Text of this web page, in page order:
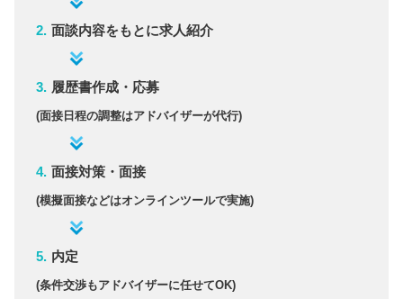
面談内容をもとに求人紹介
履歴書作成・応募
(面接日程の調整はアドバイザーが代行)
面接対策・面接
(模擬面接などはオンラインツールで実施)
内定
(条件交渉もアドバイザーに任せてOK)